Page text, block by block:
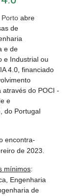
abre
de
e de
e Industrial ou
4.0, financiado
através do POCI -
e
do Portugal
encontra-
de 2023.
mínimos:
Engenharia
de